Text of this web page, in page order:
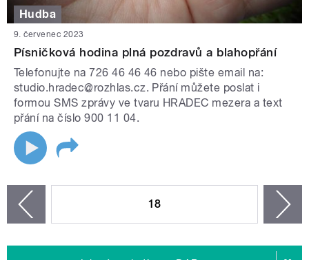
Hudba
9. červenec 2023
Písničková hodina plná pozdravů a blahopřání
Telefonujte na 726 46 46 46 nebo pište email na:
studio.hradec@rozhlas.cz. Přání můžete poslat i
formou SMS zprávy ve tvaru HRADEC mezera a text
přání na číslo 900 11 04.
18